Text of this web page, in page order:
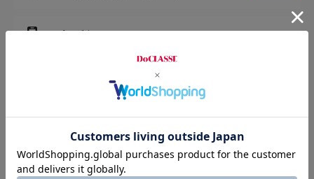
アプリダウンロードで500円OFF！
特集一覧
注目アイテムをご紹介